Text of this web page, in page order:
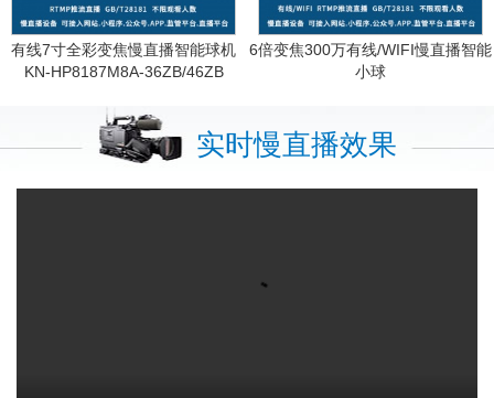
有线7寸全彩变焦慢直播智能球机
KN-HP8187M8A-36ZB/46ZB
6倍变焦300万有线/WIFI慢直播智能
小球
实时慢直播效果